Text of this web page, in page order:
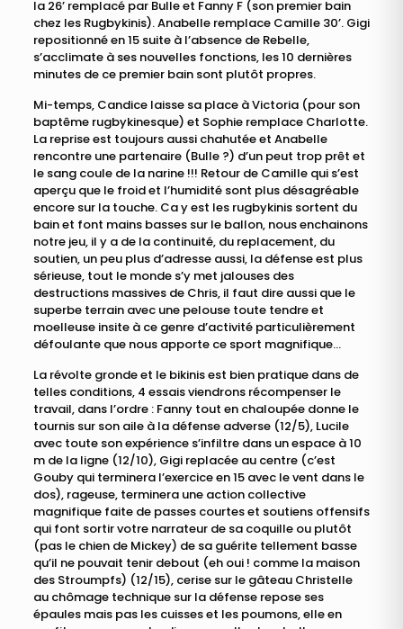
la 26’ remplacé par Bulle et Fanny F (son premier bain
chez les Rugbykinis). Anabelle remplace Camille 30’. Gigi
repositionné en 15 suite à l’absence de Rebelle,
s’acclimate à ses nouvelles fonctions, les 10 dernières
minutes de ce premier bain sont plutôt propres.
Mi-temps, Candice laisse sa place à Victoria (pour son
baptême rugbykinesque) et Sophie remplace Charlotte.
La reprise est toujours aussi chahutée et Anabelle
rencontre une partenaire (Bulle ?) d’un peut trop prêt et
le sang coule de la narine !!! Retour de Camille qui s’est
aperçu que le froid et l’humidité sont plus désagréable
encore sur la touche. Ca y est les rugbykinis sortent du
bain et font mains basses sur le ballon, nous enchainons
notre jeu, il y a de la continuité, du replacement, du
soutien, un peu plus d’adresse aussi, la défense est plus
sérieuse, tout le monde s’y met jalouses des
destructions massives de Chris, il faut dire aussi que le
superbe terrain avec une pelouse toute tendre et
moelleuse insite à ce genre d’activité particulièrement
défoulante que nous apporte ce sport magnifique…
La révolte gronde et le bikinis est bien pratique dans de
telles conditions, 4 essais viendrons récompenser le
travail, dans l’ordre : Fanny tout en chaloupée donne le
tournis sur son aile à la défense adverse (12/5), Lucile
avec toute son expérience s’infiltre dans un espace à 10
m de la ligne (12/10), Gigi replacée au centre (c’est
Gouby qui terminera l’exercice en 15 avec le vent dans le
dos), rageuse, terminera une action collective
magnifique faite de passes courtes et soutiens offensifs
qui font sortir votre narrateur de sa coquille ou plutôt
(pas le chien de Mickey) de sa guérite tellement basse
qu’il ne pouvait tenir debout (eh oui ! comme la maison
des Stroumpfs) (12/15), cerise sur le gâteau Christelle
au chômage technique sur la défense repose ses
épaules mais pas les cuisses et les poumons, elle en